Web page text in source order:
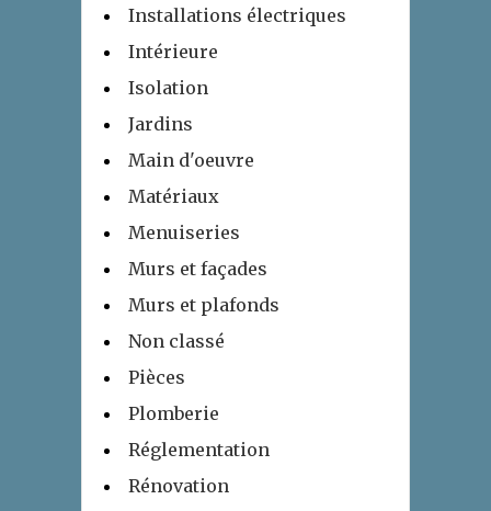
Installations électriques
Intérieure
Isolation
Jardins
Main d'oeuvre
Matériaux
Menuiseries
Murs et façades
Murs et plafonds
Non classé
Pièces
Plomberie
Réglementation
Rénovation